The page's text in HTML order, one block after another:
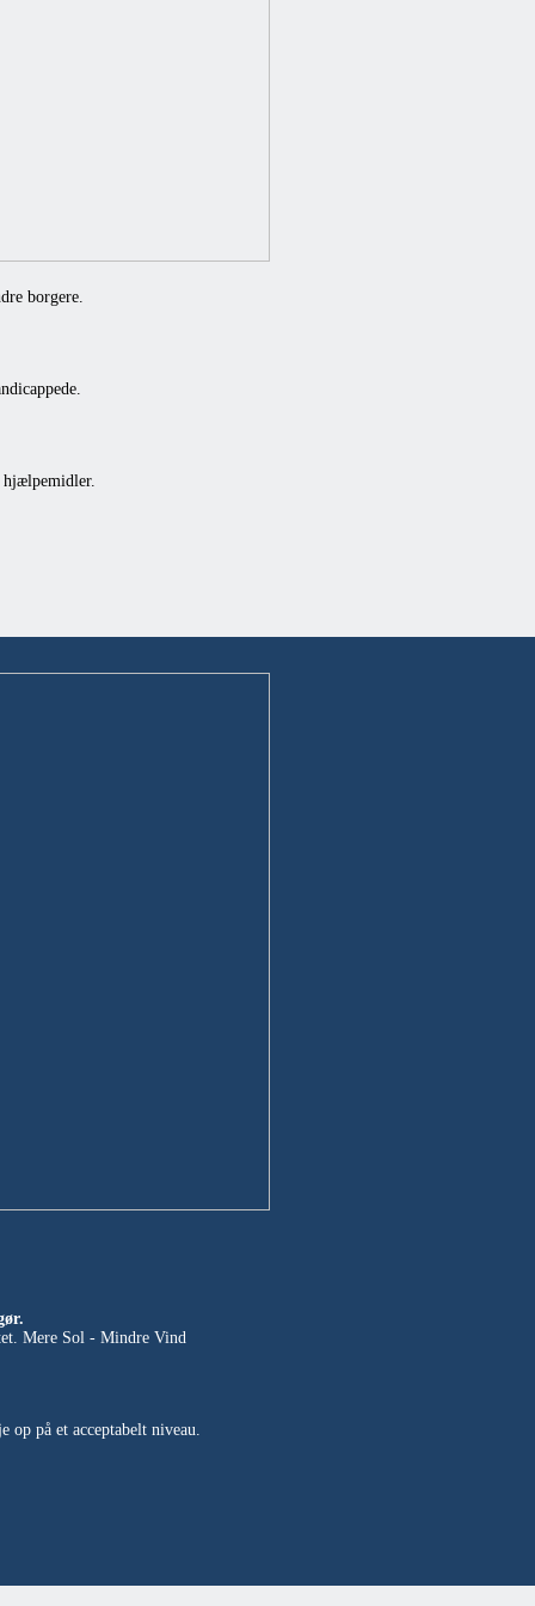
borgere.
hjælpemidler.
Mere Sol - Mindre Vind
op på et acceptabelt niveau.